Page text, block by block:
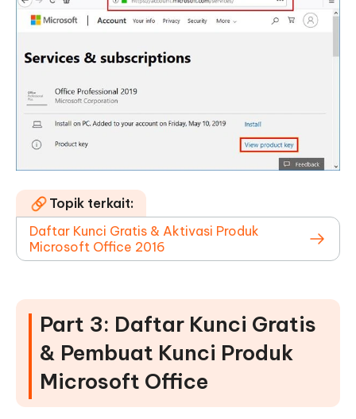
Topik terkait:
Daftar Kunci Gratis & Aktivasi Produk
Microsoft Office 2016
Part 3: Daftar Kunci Gratis
& Pembuat Kunci Produk
Microsoft Office